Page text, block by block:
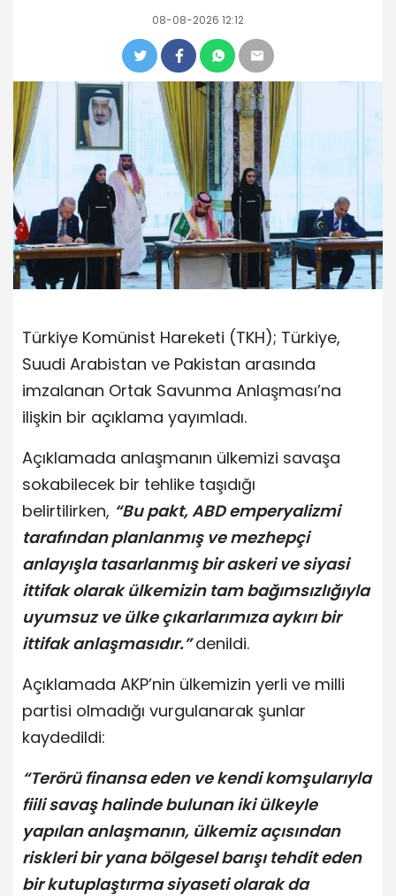
08-08-2026 12:12
Türkiye Komünist Hareketi (TKH); Türkiye,
Suudi Arabistan ve Pakistan arasında
imzalanan Ortak Savunma Anlaşması’na
ilişkin bir açıklama yayımladı.
Açıklamada anlaşmanın ülkemizi savaşa
sokabilecek bir tehlike taşıdığı
belirtilirken, “Bu pakt, ABD emperyalizmi
tarafından planlanmış ve mezhepçi
anlayışla tasarlanmış bir askeri ve siyasi
ittifak olarak ülkemizin tam bağımsızlığıyla
uyumsuz ve ülke çıkarlarımıza aykırı bir
ittifak anlaşmasıdır.” denildi.
Açıklamada AKP’nin ülkemizin yerli ve milli
partisi olmadığı vurgulanarak şunlar
kaydedildi:
“Terörü finansa eden ve kendi komşularıyla
fiili savaş halinde bulunan iki ülkeyle
yapılan anlaşmanın, ülkemiz açısından
riskleri bir yana bölgesel barışı tehdit eden
bir kutuplaştırma siyaseti olarak da